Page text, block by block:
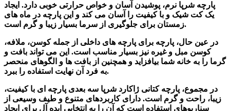
پارچه شرپا نرم، پوشیدن آسان و خواص حرارتی خوبی دارد. ایجاد
یک کت شیک و با کیفیت را آسان می کند و این پارچه در ماه های
زمستان برای جلوگیری از سرما بسیار زیبا و گرم است.
در عین حال، پارچه برای پارچه های داخلی از جمله کوسن، ملافه،
کوسن مبل و غیره نیز بسیار مناسب است. این می تواند بافت و
گرما را به خانه شما بیافزاید و همچنین از بافت ها و الگوهای منحصر
به فرد آن نهایت استفاده را ببرد.
در مجموع، پارچه کتانی ژاکارد شرپا سه بعدی پارچه ای با کیفیت،
زیبا، راحت و گرم است. دارای کاربردهای متنوع و طیف وسیعی از
سناریوهای استفاده است که آن را به انتخابی ایده آل برای ایجاد